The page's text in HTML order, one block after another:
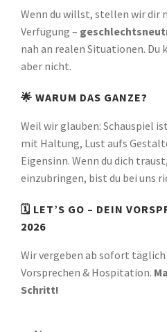
Wenn du willst, stellen wir dir
Verfügung –
nah an realen Situationen. Du
aber nicht.
🌟 WARUM DAS GANZE?
Weil wir glauben: Schauspiel
mit Haltung, Lust aufs
Eigensinn. Wenn du dich
einzubringen, bist du bei uns
🗓️ LET’S GO – DEIN
2026
Wir vergeben ab sofort
Vorsprechen & Hospitation.
Schritt!